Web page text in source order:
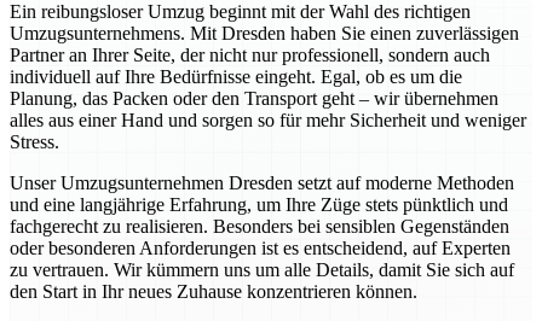
Ein reibungsloser Umzug beginnt mit der Wahl des richtigen
Umzugsunternehmens. Mit Dresden haben Sie einen zuverlässigen
Partner an Ihrer Seite, der nicht nur professionell, sondern auch
individuell auf Ihre Bedürfnisse eingeht. Egal, ob es um die
Planung, das Packen oder den Transport geht – wir übernehmen
alles aus einer Hand und sorgen so für mehr Sicherheit und weniger
Stress.
Unser Umzugsunternehmen Dresden setzt auf moderne Methoden
und eine langjährige Erfahrung, um Ihre Züge stets pünktlich und
fachgerecht zu realisieren. Besonders bei sensiblen Gegenständen
oder besonderen Anforderungen ist es entscheidend, auf Experten
zu vertrauen. Wir kümmern uns um alle Details, damit Sie sich auf
den Start in Ihr neues Zuhause konzentrieren können.